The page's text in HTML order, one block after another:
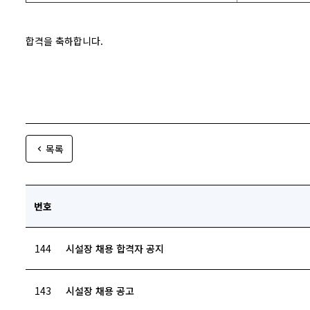
합격을 축하합니다.
목록
번호
144 시설장 채용 합격자 공지
143 시설장 채용 공고